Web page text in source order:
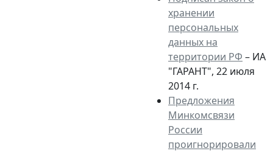
хранении
персональных
данных на
территории РФ – ИА
"ГАРАНТ", 22 июля
2014 г.
Предложения
Минкомсвязи
России
проигнорировали